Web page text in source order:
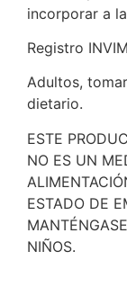
incorporar a
Registro
Adultos,
dietario.
ESTE
NO ES UN
ESTADO DE
NIÑOS.